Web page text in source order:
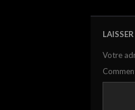
Votre